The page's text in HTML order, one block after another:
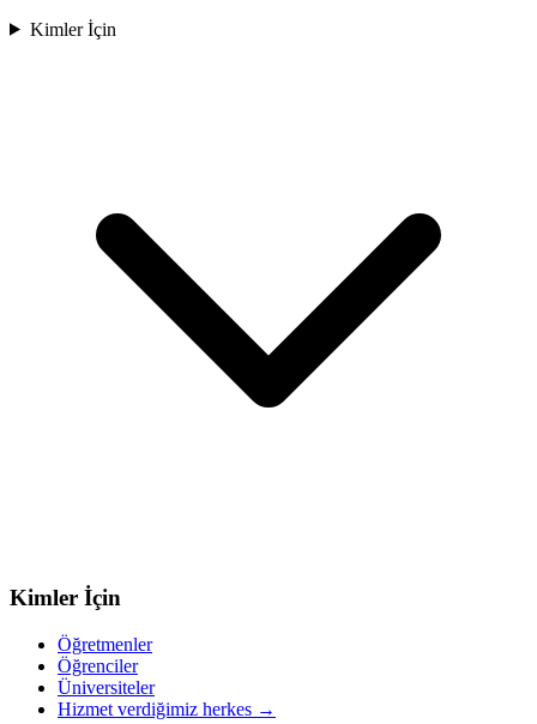
Kimler İçin
Kimler İçin
Öğretmenler
Öğrenciler
Üniversiteler
Hizmet verdiğimiz herkes →